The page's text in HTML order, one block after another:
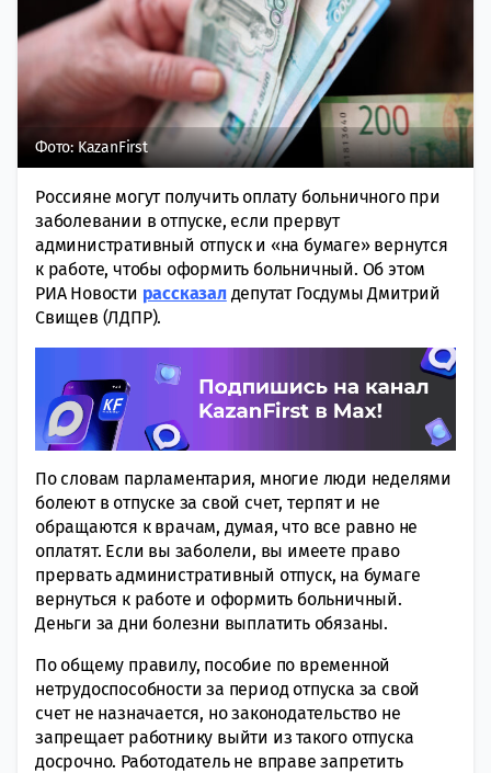
Фото: KazanFirst
Россияне могут получить оплату больничного при
заболевании в отпуске, если прервут
административный отпуск и «на бумаге» вернутся
к работе, чтобы оформить больничный. Об этом
РИА Новости рассказалдепутат Госдумы Дмитрий
Свищев (ЛДПР).
По словам парламентария, многие люди неделями
болеют в отпуске за свой счет, терпят и не
обращаются к врачам, думая, что все равно не
оплатят. Если вы заболели, вы имеете право
прервать административный отпуск, на бумаге
вернуться к работе и оформить больничный.
Деньги за дни болезни выплатить обязаны.
По общему правилу, пособие по временной
нетрудоспособности за период отпуска за свой
счет не назначается, но законодательство не
запрещает работнику выйти из такого отпуска
досрочно. Работодатель не вправе запретить